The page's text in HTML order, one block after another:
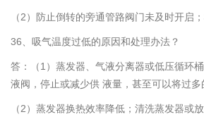
（2）防止倒转的旁通管路阀门未及时开启；
36、吸气温度过低的原因和处理办法？
答：（1）蒸发器、气液分离器或低压循环
液阀，停止或减少供 液量，甚至可以将过多
（2）蒸发器换热效率降低；清洗蒸发器或放